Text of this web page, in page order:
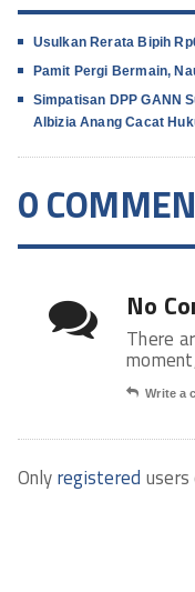
Usulkan Rerata Bipih
Pamit Pergi Bermain,
Simpatisan DPP GANN
Albizia Anang Cacat
0
No
There
Write a
Onlyregistered users